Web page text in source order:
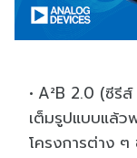
A²B 2.0 (ซีรี
เต็มรูปแบบแล้ว
โครงการต่าง